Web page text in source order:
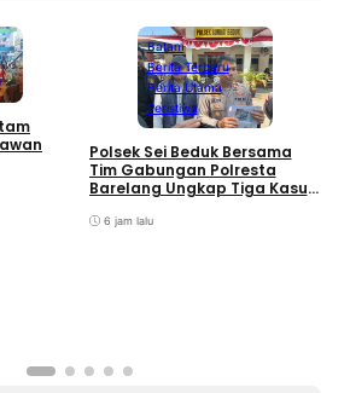
Batam
Berita Terbaru
Berita Utama
Peristiwa
Polsek Sei Beduk Bersama
Tim Gabungan Polresta
Barelang Ungkap Tiga Kasus
6 jam lalu